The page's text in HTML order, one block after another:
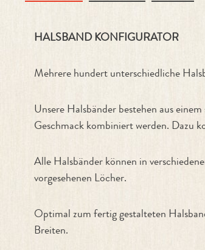
Produktinformationen
HALSBAND KONFIGURATOR
Mehrere hundert unterschiedliche
Unsere Halsbänder bestehen aus
Geschmack kombiniert werden. Dazu
Alle Halsbänder können in
vorgesehenen Löcher.
Optimal zum fertig gestalteten
Breiten.